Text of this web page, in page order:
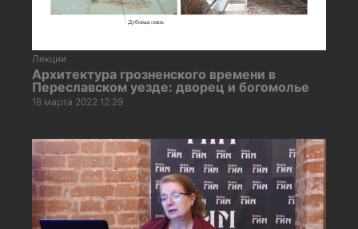
Лекции
Архитектура грозненского времени в
Переславском уезде: дворец и богомолье
18 марта 2022 12:29